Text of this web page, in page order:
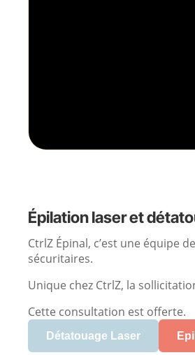
Épilation laser et
CtrlZ Épinal, c’est une équipe
sécuritaires.
Unique chez CtrlZ, la
Cette consultation est offerte.
Détatouage Laser